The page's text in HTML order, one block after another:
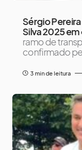
Sérgio
Silva 2025
ramo de
confirmado
3 min de leitura